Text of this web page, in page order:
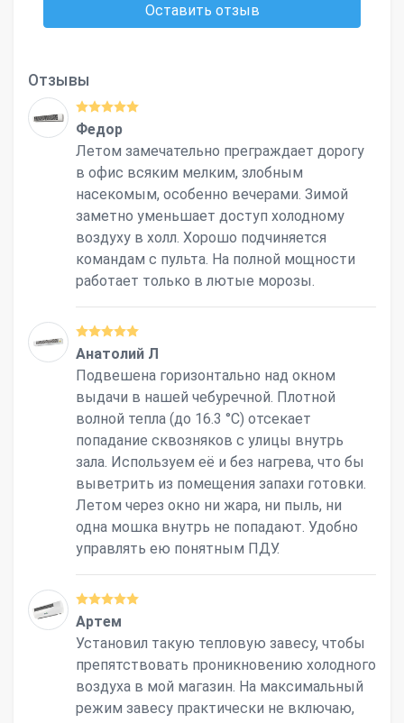
Оставить отзыв
Отзывы
Федор
Летом замечательно преграждает дорогу
в офис всяким мелким, злобным
насекомым, особенно вечерами. Зимой
заметно уменьшает доступ холодному
воздуху в холл. Хорошо подчиняется
командам с пульта. На полной мощности
работает только в лютые морозы.
Анатолий Л
Подвешена горизонтально над окном
выдачи в нашей чебуречной. Плотной
волной тепла (до 16.3 °С) отсекает
попадание сквозняков с улицы внутрь
зала. Используем её и без нагрева, что бы
выветрить из помещения запахи готовки.
Летом через окно ни жара, ни пыль, ни
одна мошка внутрь не попадают. Удобно
управлять ею понятным ПДУ.
Артем
Установил такую тепловую завесу, чтобы
препятствовать проникновению холодного
воздуха в мой магазин. На максимальный
режим завесу практически не включаю,